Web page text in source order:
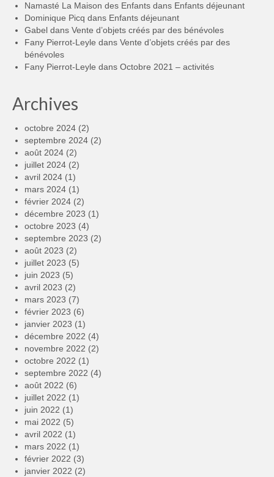
Namasté La Maison des Enfants dans Enfants déjeunant
Dominique Picq dans Enfants déjeunant
Gabel dans Vente d’objets créés par des bénévoles
Fany Pierrot-Leyle dans Vente d’objets créés par des
bénévoles
Fany Pierrot-Leyle dans Octobre 2021 – activités
Archives
octobre 2024 (2)
septembre 2024 (2)
août 2024 (2)
juillet 2024 (2)
avril 2024 (1)
mars 2024 (1)
février 2024 (2)
décembre 2023 (1)
octobre 2023 (4)
septembre 2023 (2)
août 2023 (2)
juillet 2023 (5)
juin 2023 (5)
avril 2023 (2)
mars 2023 (7)
février 2023 (6)
janvier 2023 (1)
décembre 2022 (4)
novembre 2022 (2)
octobre 2022 (1)
septembre 2022 (4)
août 2022 (6)
juillet 2022 (1)
juin 2022 (1)
mai 2022 (5)
avril 2022 (1)
mars 2022 (1)
février 2022 (3)
janvier 2022 (2)